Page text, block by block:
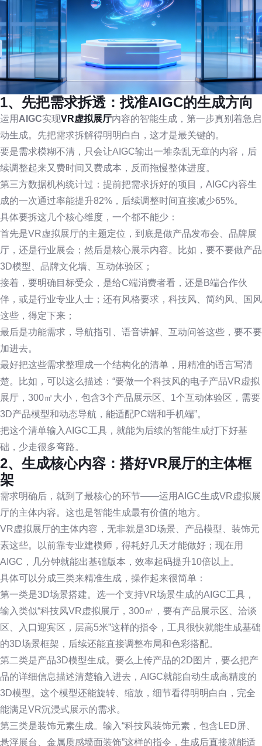
1、先把需求拆透：找准AIGC的生成方向
运用 AIGC实现VR虚拟展厅内容的智能生成，第一步真别着急启
动生成。先把需求拆解得明明白白，这才是最关键的。
要是需求模糊不清，只会让AIGC输出一堆杂乱无章的内容，后
续调整起来又费时间又费成本，反而拖慢整体进度。
第三方数据机构统计过：提前把需求拆好的项目，AIGC内容生
成的一次通过率能提升82%，后续调整时间直接减少65%。
具体要拆这几个核心维度，一个都不能少：
首先是VR虚拟展厅的主题定位，到底是做产品发布会、品牌展
厅，还是行业展会；然后是核心展示内容。比如，要不要做产品
3D模型、品牌文化墙、互动体验区；
接着，要明确目标受众，是给C端消费者看，还是B端合作伙
伴，或是行业专业人士；还有风格要求，科技风、简约风、国风
这些，得定下来；
最后是功能需求，导航指引、语音讲解、互动问答这些，要不要
加进去。
最好把这些需求整理成一个结构化的清单，用精准的语言写清
楚。比如，可以这么描述：“要做一个科技风的电子产品VR虚拟
展厅，300㎡大小，包含3个产品展示区、1个互动体验区，需要
3D产品模型和动态导航，能适配PC端和手机端”。
把这个清单输入AIGC工具，就能为后续的智能生成打下好基
础，少走很多弯路。
2、生成核心内容：搭好VR展厅的主体框
架
需求明确后，就到了最核心的环节——运用AIGC生成VR虚拟展
厅的主体内容。这也是智能生成最有价值的地方。
VR虚拟展厅的主体内容，无非就是3D场景、产品模型、装饰元
素这些。以前靠专业建模师，得耗好几天才能做好；现在用
AIGC，几分钟就能出基础版本，效率起码提升10倍以上。
具体可以分成三类来精准生成，操作起来很简单：
第一类是3D场景搭建。选一个支持VR场景生成的AIGC工具，
输入类似“科技风VR虚拟展厅，300㎡，要有产品展示区、洽谈
区、入口迎宾区，层高5米”这样的指令，工具很快就能生成基础
的3D场景框架，后续还能直接调整布局和色彩搭配。
第二类是产品3D模型生成。要么上传产品的2D图片，要么把产
品的详细信息描述清楚输入进去，AIGC就能自动生成高精度的
3D模型。这个模型还能旋转、缩放，细节看得明明白白，完全
能满足VR沉浸式展示的需求。
第三类是装饰元素生成。输入“科技风装饰元素，包含LED屏、
悬浮展台、金属质感墙面装饰”这样的指令，生成后直接就能适